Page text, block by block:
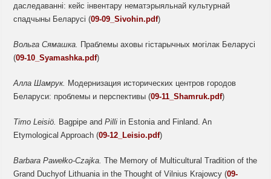
даследаванні: кейс інвентару нематэрыяльнай культурнай
спадчыны Беларусі (09-09_Sivohin.pdf)
Вольга Сямашка. Праблемы аховы гістарычных могілак Беларусі
(09-10_Syamashka.pdf)
Алла Шамрук. Модернизация исторических центров городов
Беларуси: проблемы и перспективы (09-11_Shamruk.pdf)
Timo Leisiö Bagpipe and Pilli in Estonia and Finland. An
Etymological Approach (09-12_Leisio.pdf)
Barbara Pawełko-Czajka.The Memory of Multicultural Tradition of the
Grand Duchyof Lithuania in the Thought of Vilnius Krajowcy (09-